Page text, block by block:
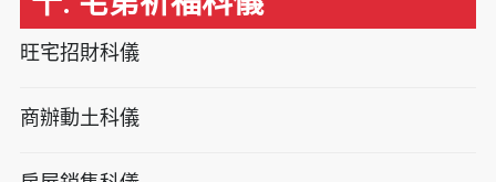
旺宅招財科儀
商辦動土科儀